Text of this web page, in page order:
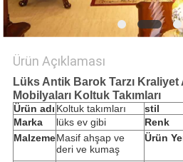
Ürün Açıklaması
Lüks Antik Barok Tarzı Kraliyet
Mobilyaları Koltuk Takımları
Ürün adı Koltuk takımları stil
Marka
lüks ev gibi Renk
MalzemeMasif ahşap ve
deri ve kumaş
Ürün